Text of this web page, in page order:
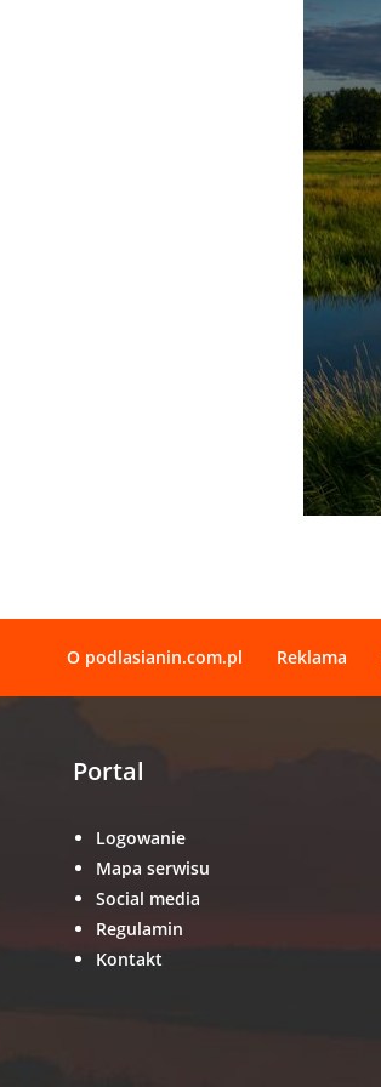
O podlasianin.com.pl Reklama
Portal
Logowanie
Mapa serwisu
Social media
Regulamin
Kontakt